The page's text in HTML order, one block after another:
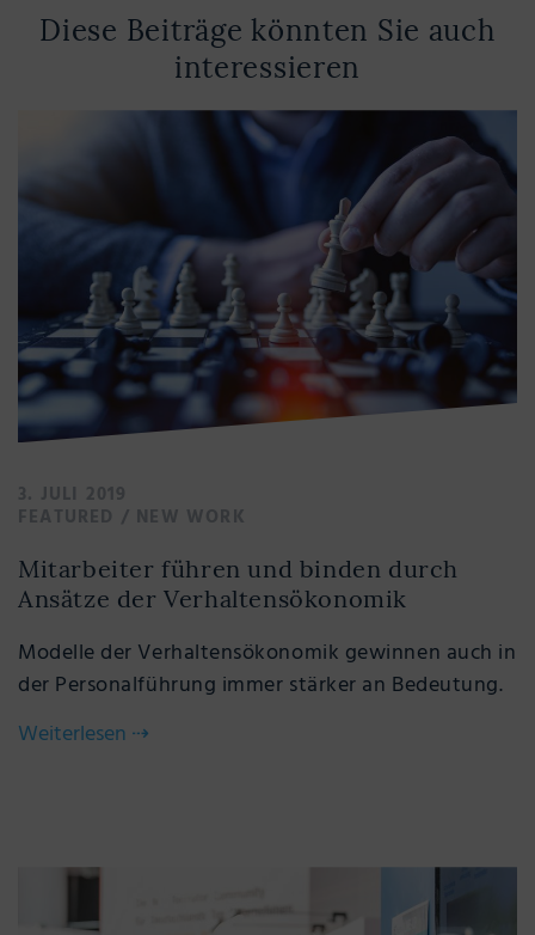
Diese Beiträge könnten Sie auch
interessieren
3. JULI 2019
FEATURED / NEW WORK
Mitarbeiter führen und binden durch
Ansätze der Verhaltensökonomik
Modelle der Verhaltensökonomik gewinnen auch in
der Personalführung immer stärker an Bedeutung.
Weiterlesen ⇢